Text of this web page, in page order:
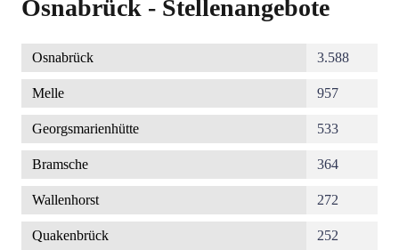
Osnabrück - Stellenangebote
Osnabrück 3.588
Melle 957
Georgsmarienhütte 533
Bramsche 364
Wallenhorst 272
Quakenbrück 252